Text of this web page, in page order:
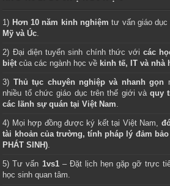
1) Hơn 10 năm kinh nghiệm tư vấn giáo dục
Mỹ và Úc.
2) Đại diện tuyển sinh chính thức vớicác
biệt của các ngành học về kinh tế, IT và nhà
3) Thủ tục chuyên nghiệp và nhanh gọn
nhiều tổ chức giáo dục trên thế giới vàquy
các lãnh sự quán tại Việt Nam.
4) Mọi hợp đồng được ký kết tại Việt Nam,
tài khoản của trường, tính pháp lý đảm bảo
PHÁT SINH).
5) Tư vấn 1vs1– Đặt lịch hẹn gặp gỡ trực
học sinh quan tâm.